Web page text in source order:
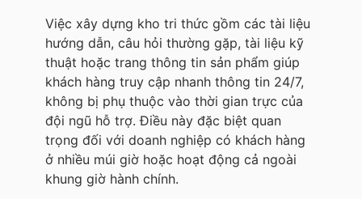
Việc xây dựng kho tri thức gồm các tài liệu
hướng dẫn, câu hỏi thường gặp, tài liệu kỹ
thuật hoặc trang thông tin sản phẩm giúp
khách hàng truy cập nhanh thông tin 24/7,
không bị phụ thuộc vào thời gian trực của
đội ngũ hỗ trợ. Điều này đặc biệt quan
trọng đối với doanh nghiệp có khách hàng
ở nhiều múi giờ hoặc hoạt động cả ngoài
khung giờ hành chính.